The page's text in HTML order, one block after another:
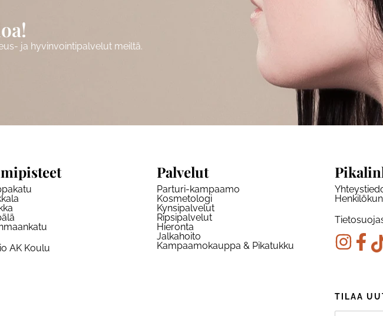
ja hyvinvointipalvelut meiltä.
AK Koulu
Palvelut
Parturi-kampaamo
Kosmetologi
Kynsipalvelut
Ripsipalvelut
Hieronta
Jalkahoito
Kampaamokauppa & Pikatukku
TILAA